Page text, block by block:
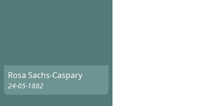
Rosa Sachs-Caspary
24-05-1882